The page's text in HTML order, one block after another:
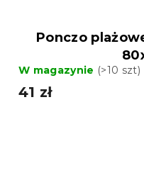
Ponczo
W magazynie (>10 szt)
41 zł